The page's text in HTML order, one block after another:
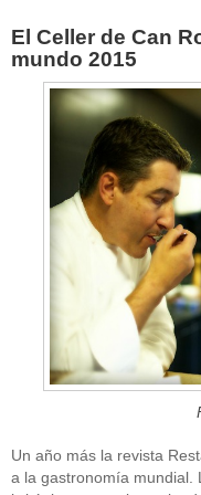
El Celler de Can
mundo 2015
Un año más la revista
a la gastronomía mundial.